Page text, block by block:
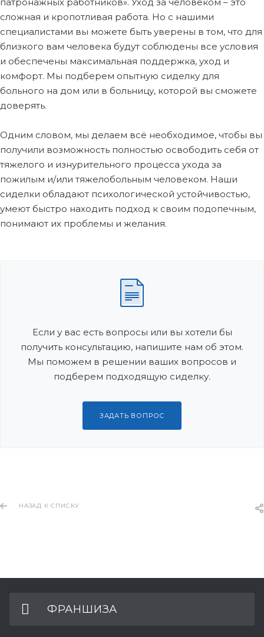
сложная и кропотливая работа. Но с нашими
специалистами вы можете быть уверены в том, что для
близкого вам человека будут соблюдены все условия
и обеспечены максимальная поддержка, уход и
комфорт. Мы подберем опытную сиделку для
больного на дом или в больницу, которой вы сможете
доверять.
Одним словом, мы делаем всё необходимое, чтобы вы
получили возможность полностью освободить себя от
тяжелого и изнурительного процесса ухода за
пожилым и/или тяжелобольным человеком. Наши
сиделки обладают психологической устойчивостью,
умеют быстро находить подход к своим подопечным,
понимают их проблемы и желания.
Если у вас есть вопросы или вы хотели бы
получить консультацию, напишите нам об этом.
Мы поможем в решении ваших вопросов и
подберем подходящую сиделку.
ЗАДАТЬ ВОПРОС
НАЗАД К СПИСКУ
ФРАНШИЗА